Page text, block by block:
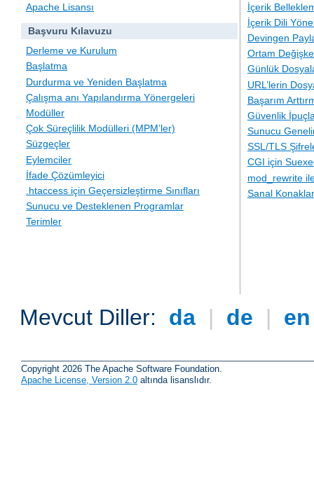
Apache Lisansı
Başvuru Kılavuzu
Derleme ve Kurulum
Başlatma
Durdurma ve Yeniden Başlatma
Çalışma anı Yapılandırma Yönergeleri
Modüller
Çok Süreçlilik Modülleri (MPM’ler)
Süzgeçler
Eylemciler
İfade Çözümleyici
.htaccess için Geçersizleştirme Sınıfları
Sunucu ve Desteklenen Programlar
Terimler
İçerik
İçerik Dili
Devingen
Ortam
Günlük
URL’lerin
Başarım
Güvenlik
Sunucu
SSL/TLS
CGI için
mod_rewrite
Sanal Konaklar
Mevcut Diller: da | de |
Copyright 2026 The Apache Software Foundation.
Apache License, Version 2.0 altında lisanslıdır.